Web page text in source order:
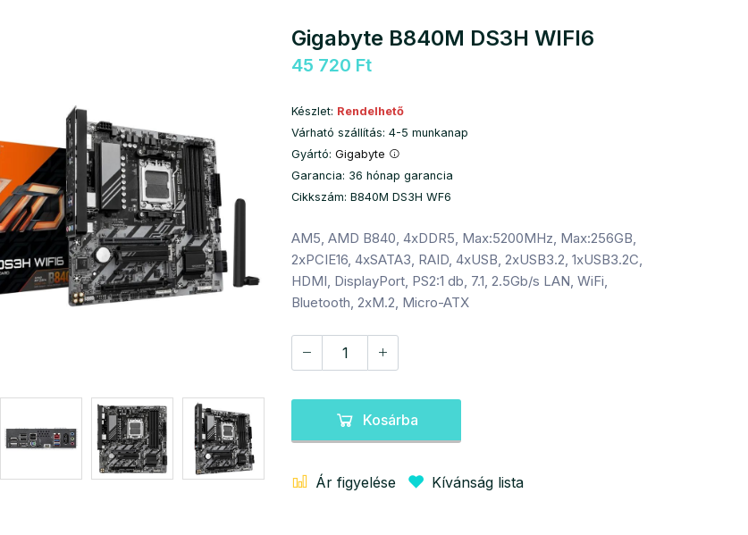
Gigabyte B840M DS3H WIFI6
45 720 Ft
Készlet: Rendelhető
Várható szállítás: 4-5 munkanap
Gyártó:Gigabyte
Garancia: 36 hónap garancia
Cikkszám: B840M DS3H WF6
AM5, AMD B840, 4xDDR5, Max:5200MHz, Max:256GB,
2xPCIE16, 4xSATA3, RAID, 4xUSB, 2xUSB3.2, 1xUSB3.2C,
HDMI, DisplayPort, PS2:1 db, 7.1, 2.5Gb/s LAN, WiFi,
Bluetooth, 2xM.2, Micro-ATX
Kosárba
Ár figyelése Kívánság lista